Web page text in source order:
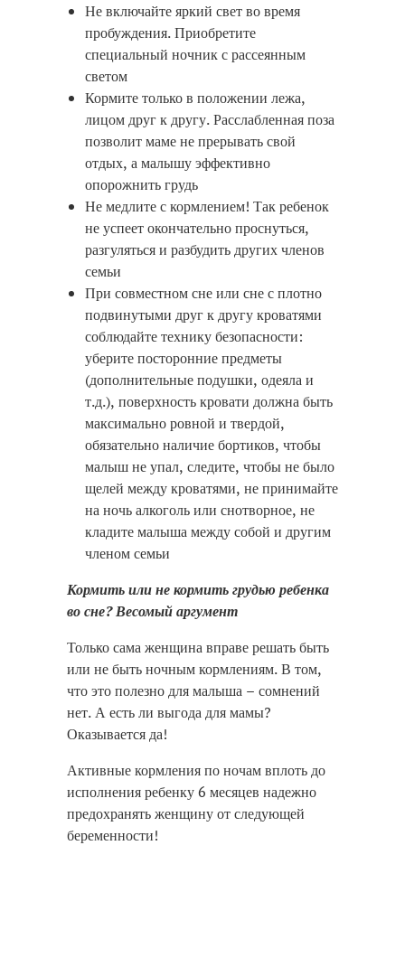
Не включайте яркий свет во время
пробуждения. Приобретите
специальный ночник с рассеянным
светом
Кормите только в положении лежа,
лицом друг к другу. Расслабленная поза
позволит маме не прерывать свой
отдых, а малышу эффективно
опорожнить грудь
Не медлите с кормлением! Так ребенок
не успеет окончательно проснуться,
разгуляться и разбудить других членов
семьи
При совместном сне или сне с плотно
подвинутыми друг к другу кроватями
соблюдайте технику безопасности:
уберите посторонние предметы
(дополнительные подушки, одеяла и
т.д.), поверхность кровати должна быть
максимально ровной и твердой,
обязательно наличие бортиков, чтобы
малыш не упал, следите, чтобы не было
щелей между кроватями, не принимайте
на ночь алкоголь или снотворное, не
кладите малыша между собой и другим
членом семьи
Кормить или не кормить грудью ребенка
во сне? Весомый аргумент
Только сама женщина вправе решать быть
или не быть ночным кормлениям. В том,
что это полезно для малыша – сомнений
нет. А есть ли выгода для мамы?
Оказывается да!
Активные кормления по ночам вплоть до
исполнения ребенку 6 месяцев надежно
предохранять женщину от следующей
беременности!